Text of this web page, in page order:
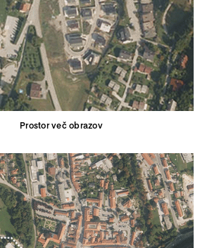
Prostor več obrazov